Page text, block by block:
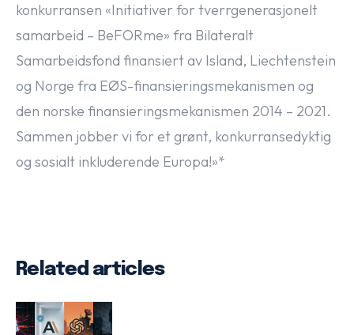
konkurransen «Initiativer for tverrgenerasjonelt
samarbeid – BeFORme» fra Bilateralt
Samarbeidsfond finansiert av Island, Liechtenstein
og Norge fra EØS-finansieringsmekanismen og
den norske finansieringsmekanismen 2014 – 2021.
Sammen jobber vi for et grønt, konkurransedyktig
og sosialt inkluderende Europa!»*
Related articles